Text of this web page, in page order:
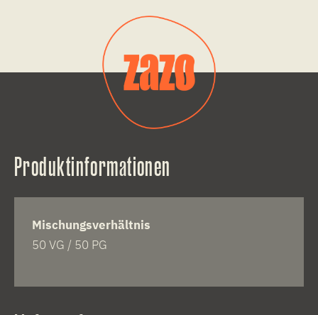
Produktinformationen
Mischungsverhältnis
50 VG / 50 PG